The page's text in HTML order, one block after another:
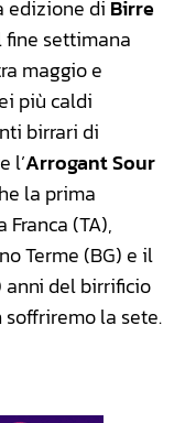
edizione di Birre
fine settimana
maggio e
più caldi
birrari di
l’Arrogant Sour
la prima
Franca (TA),
Terme (BG) e il
anni del birrificio
la sete.